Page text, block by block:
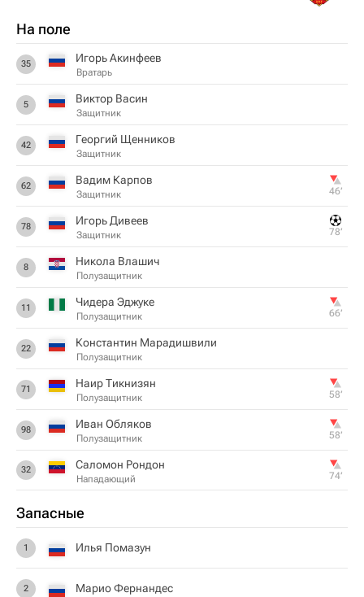
На поле
35 Игорь Акинфеев
Вратарь
5 Виктор Васин
Защитник
42 Георгий Щенников
Защитник
62 Вадим Карпов
Защитник 46‎’‎
78 Игорь Дивеев
Защитник 78‎’‎
8 Никола Влашич
Полузащитник
11 Чидера Эджуке
Полузащитник 66‎’‎
22 Константин Марадишвили
Полузащитник
71 Наир Тикнизян
Полузащитник 58‎’‎
98 Иван Обляков
Полузащитник 58‎’‎
32 Саломон Рондон
Нападающий 74‎’‎
Запасные
1 Илья Помазун
2 Марио Фернандес